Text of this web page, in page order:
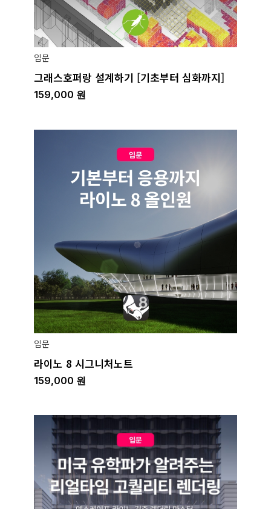
입문
그래스호퍼랑 설계하기 [기초부터 심화까지]
159,000 원
입문
라이노 8 시그니처노트
159,000 원